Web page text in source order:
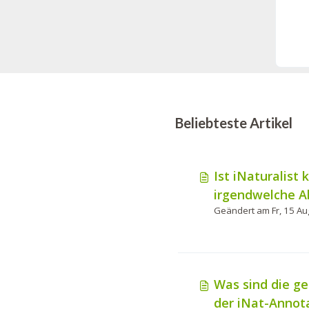
Beliebteste Artikel
Ist iNaturalist
irgendwelche
um es zu
Was sind die
der iNat-